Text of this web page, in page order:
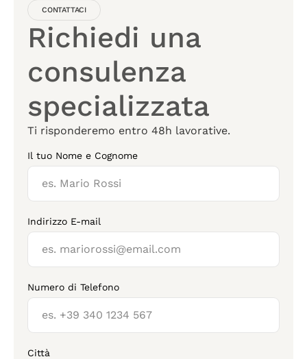
CONTATTACI
Richiedi una
consulenza
specializzata
Ti risponderemo entro 48h lavorative.
Il tuo Nome e Cognome
Indirizzo E-mail
Numero di Telefono
Città